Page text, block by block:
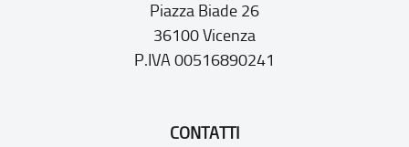
Piazza Biade 26
36100 Vicenza
P.IVA 00516890241
CONTATTI